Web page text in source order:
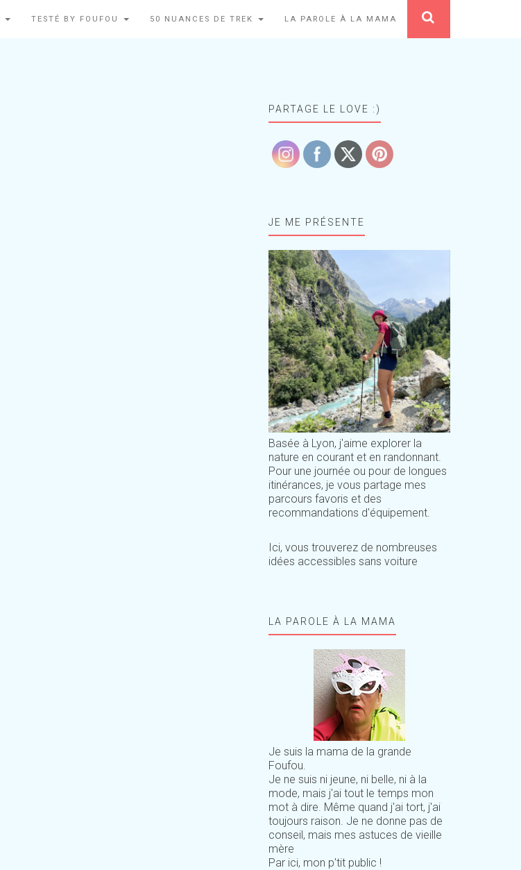
TESTÉ BY FOUFOU 50 NUANCES DE TREK LA PAROLE À LA MAMA
PARTAGE LE LOVE :)
JE ME PRÉSENTE
Basée à Lyon, j'aime explorer la
nature en courant et en randonnant.
Pour une journée ou pour de longues
itinérances, je vous partage mes
parcours favoris et des
recommandations d'équipement.
Ici, vous trouverez de nombreuses
idées accessibles sans voiture
LA PAROLE À LA MAMA
Je suis la mama de la grande
Foufou.
Je ne suis ni jeune, ni belle, ni à la
mode, mais j'ai tout le temps mon
mot à dire. Même quand j'ai tort, j'ai
toujours raison. Je ne donne pas de
conseil, mais mes astuces de vieille
mère
Par ici, mon p'tit public !